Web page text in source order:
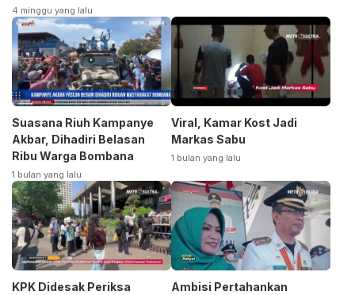
4 minggu yang lalu
Suasana Riuh Kampanye
Akbar, Dihadiri Belasan
Ribu Warga Bombana
1 bulan yang lalu
Viral, Kamar Kost Jadi
Markas Sabu
1 bulan yang lalu
KPK Didesak Periksa
Ambisi Pertahankan